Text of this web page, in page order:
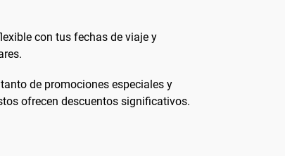
con tus fechas de viaje y
de promociones especiales y
ofrecen descuentos significativos.